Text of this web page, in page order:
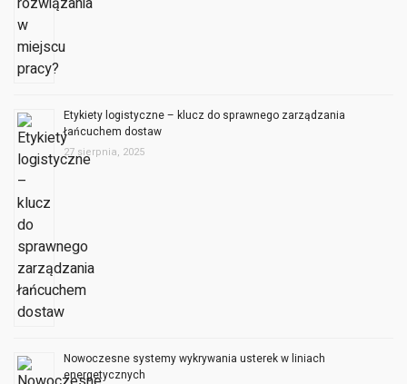
Etykiety logistyczne – klucz do sprawnego zarządzania
łańcuchem dostaw
27 sierpnia, 2025
Nowoczesne systemy wykrywania usterek w liniach
energetycznych